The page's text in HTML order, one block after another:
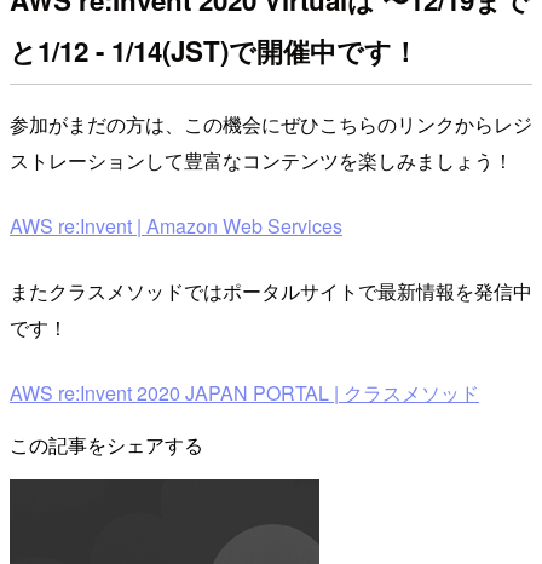
と1/12 - 1/14(JST)で開催中です！
参加がまだの方は、この機会にぜひこちらのリンクからレジ
ストレーションして豊富なコンテンツを楽しみましょう！
AWS re:Invent | Amazon Web Services
またクラスメソッドではポータルサイトで最新情報を発信中
です！
AWS re:Invent 2020 JAPAN PORTAL | クラスメソッド
この記事をシェアする